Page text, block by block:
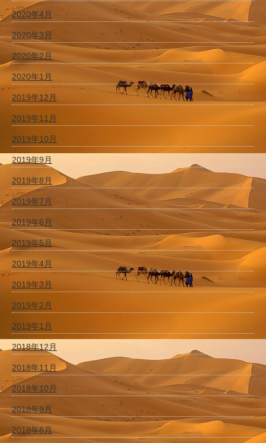
2020年4月
2020年3月
2020年2月
2020年1月
2019年12月
2019年11月
2019年10月
2019年9月
2019年8月
2019年7月
2019年6月
2019年5月
2019年4月
2019年3月
2019年2月
2019年1月
2018年12月
2018年11月
2018年10月
2018年9月
2018年8月